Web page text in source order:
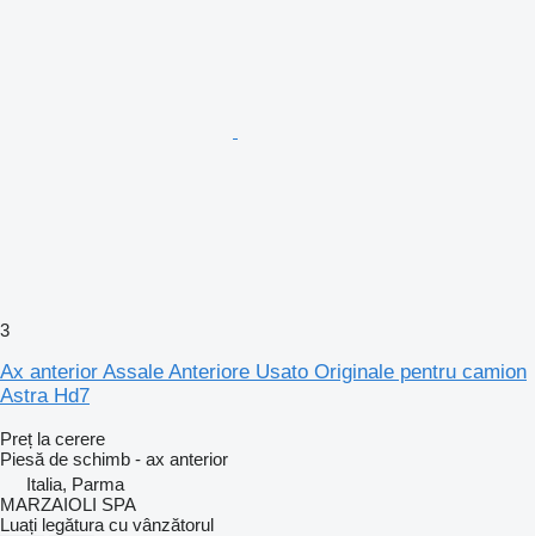
3
Ax anterior Assale Anteriore Usato Originale pentru camion
Astra Hd7
Preț la cerere
Piesă de schimb - ax anterior
Italia, Parma
MARZAIOLI SPA
Luați legătura cu vânzătorul